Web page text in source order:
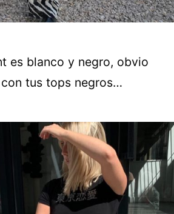
es blanco y negro, obvio
tus tops negros…